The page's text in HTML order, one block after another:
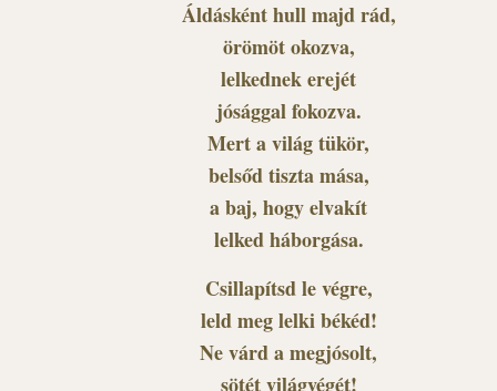
Áldásként hull majd rád,
örömöt okozva,
lelkednek erejét
jósággal fokozva.
Mert a világ tükör,
belsőd tiszta mása,
a baj, hogy elvakít
lelked háborgása.
Csillapítsd le végre,
leld meg lelki békéd!
Ne várd a megjósolt,
sötét világvégét!